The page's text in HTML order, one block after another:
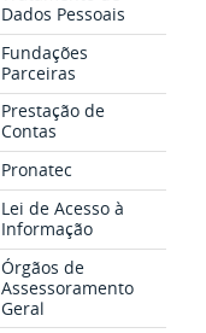
Dados Pessoais
Fundações
Parceiras
Prestação de
Contas
Pronatec
Lei de Acesso à
Informação
Órgãos de
Assessoramento
Geral